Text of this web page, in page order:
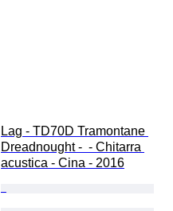
Lag - TD70D Tramontane
Dreadnought -  - Chitarra
acustica - Cina - 2016